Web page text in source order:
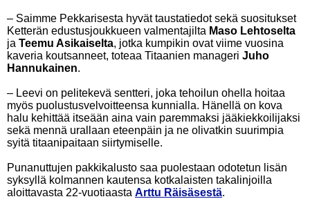
– Saimme Pekkarisesta hyvät taustatiedot sekä suositukset
Ketterän edustusjoukkueen valmentajilta Maso Lehtoselta
ja Teemu Asikaiselta, jotka kumpikin ovat viime vuosina
kaveria koutsanneet, toteaa Titaanien manageri Juho
Hannukainen.
– Leevi on pelitekevä sentteri, joka tehoilun ohella hoitaa
myös puolustusvelvoitteensa kunnialla. Hänellä on kova
halu kehittää itseään aina vain paremmaksi jääkiekkoilijaksi
sekä mennä urallaan eteenpäin ja ne olivatkin suurimpia
syitä titaanipaitaan siirtymiselle.
Punanuttujen pakkikalusto saa puolestaan odotetun lisän
syksyllä kolmannen kautensa kotkalaisten takalinjoilla
aloittavasta 22-vuotiaasta Arttu Räisäsestä.